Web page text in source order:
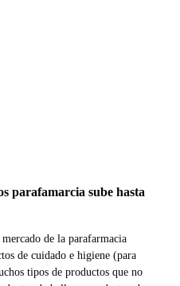
parafamarcia sube hasta
de la parafarmacia
de cuidado e higiene (para
tipos de productos que no